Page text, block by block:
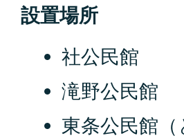
設置場所
社公民館
滝野公民館
東条公民館（